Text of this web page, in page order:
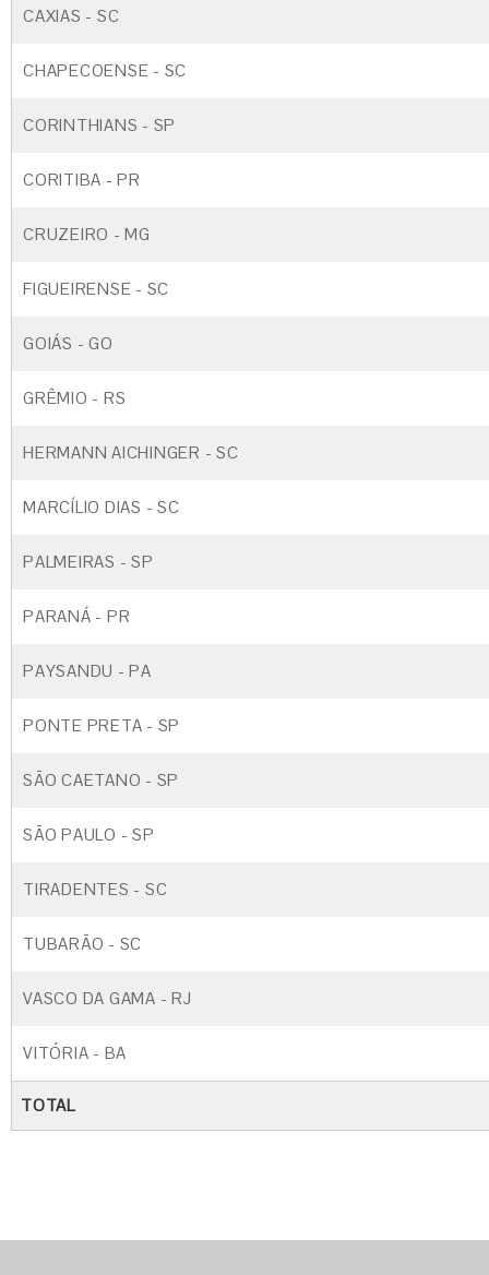
CAXIAS - SC
CHAPECOENSE - SC
CORINTHIANS - SP
CORITIBA - PR
CRUZEIRO - MG
FIGUEIRENSE - SC
GOIÁS - GO
GRÊMIO - RS
HERMANN AICHINGER - SC
MARCÍLIO DIAS - SC
PALMEIRAS - SP
PARANÁ - PR
PAYSANDU - PA
PONTE PRETA - SP
SÃO CAETANO - SP
SÃO PAULO - SP
TIRADENTES - SC
TUBARÃO - SC
VASCO DA GAMA - RJ
VITÓRIA - BA
TOTAL